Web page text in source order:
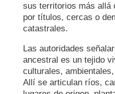
sus territorios más allá
por títulos, cercas o
catastrales.
Las autoridades
ancestral es un tejido
culturales,
Allí se articulan ríos,